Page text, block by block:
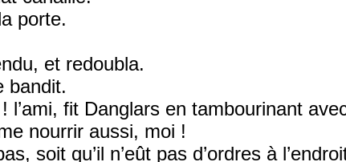
porte.
et redoubla.
bandit.
fit Danglars en tambourinant
nourrir aussi, moi !
soit qu’il n’eût pas d’ordres à